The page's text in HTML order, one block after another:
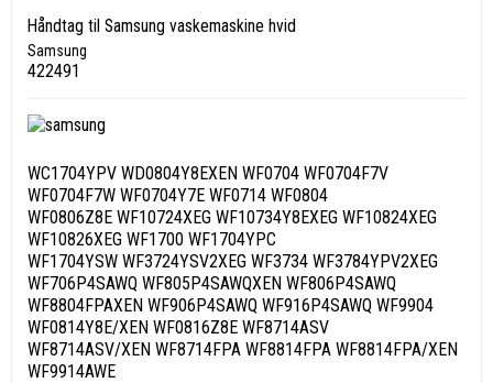
Håndtag til Samsung vaskemaskine hvid
Samsung
422491
WC1704YPV WD0804Y8EXEN WF0704 WF0704F7V
WF0704F7W WF0704Y7E WF0714 WF0804
WF0806Z8E WF10724XEG WF10734Y8EXEG WF10824XEG
WF10826XEG WF1700 WF1704YPC
WF1704YSW WF3724YSV2XEG WF3734 WF3784YPV2XEG
WF706P4SAWQ WF805P4SAWQXEN WF806P4SAWQ
WF8804FPAXEN WF906P4SAWQ WF916P4SAWQ WF9904
WF0814Y8E/XEN WF0816Z8E WF8714ASV
WF8714ASV/XEN WF8714FPA WF8814FPA WF8814FPA/XEN
WF9914AWE